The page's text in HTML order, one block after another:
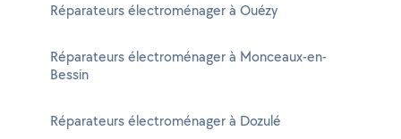
Réparateurs électroménager à Ouézy
Réparateurs électroménager à Monceaux-en-
Bessin
Réparateurs électroménager à Dozulé